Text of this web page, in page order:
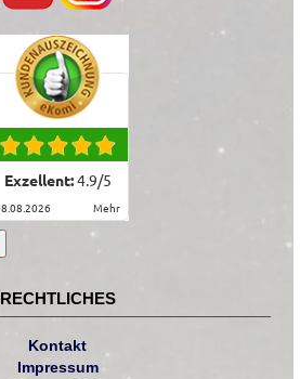
Exzellent:4.9/5
mehr
RECHTLICHES
Kontakt
Impressum